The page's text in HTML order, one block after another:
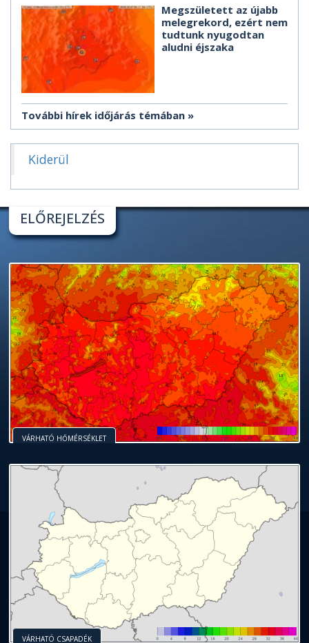
Megszületett az újabb
melegrekord, ezért nem
tudtunk nyugodtan
aludni éjszaka
További hírek időjárás témában
Kiderül
ELŐREJELZÉS
VÁRHATÓ HŐMÉRSÉKLET
VÁRHATÓ CSAPADÉK